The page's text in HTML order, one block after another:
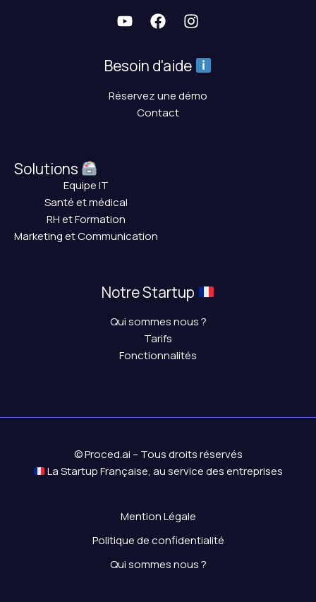
Besoin d'aide
Réservez une démo
Contact
Solutions
Equipe IT
Santé et médical
RH et Formation
Marketing et Communication
Notre Startup
Qui sommes nous ?
Tarifs
Fonctionnalités
© Proced.ai – Tous droits réservés
La Startup Française, au service des entreprises
Mention Légale
Politique de confidentialité
Qui sommes nous ?